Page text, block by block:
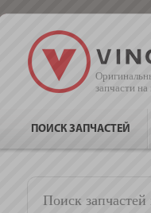
запчасти
ПОИСК ЗАПЧАСТЕЙ
Поиск запчастей